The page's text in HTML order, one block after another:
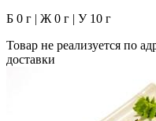
Б 0 г | Ж 0 г | У 10 г
Товар не реализуется по
доставки